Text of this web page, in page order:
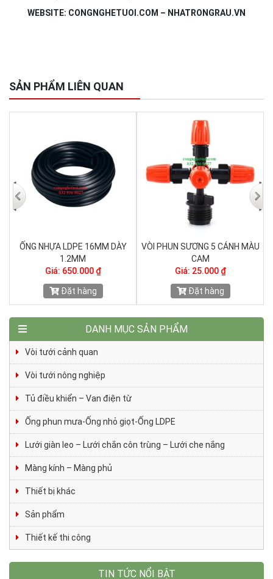
WEBSITE: CONGNGHETUOI.COM – NHATRONGRAU.VN
SẢN PHẨM LIÊN QUAN
ỐNG NHỰA LDPE 16MM DÀY
1.2MM
Giá: 650.000 ₫
Đặt hàng
VÒI PHUN SƯƠNG 5 CÁNH MÀU
CAM
Giá: 25.000 ₫
Đặt hàng
DANH MỤC SẢN PHẨM
Vòi tưới cảnh quan
Vòi tưới nông nghiệp
Tủ điều khiển – Van điện từ
Ống phun mưa-Ống nhỏ giọt-Ống LDPE
Lưới giàn leo – Lưới chắn côn trùng – Lưới che nắng
Màng kính – Màng phủ
Thiết bị khác
Sản phẩm
Thiết kế thi công
TIN TỨC NỔI BẬT